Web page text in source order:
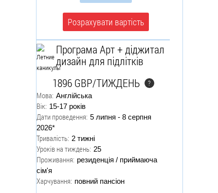
Розрахувати вартість
Програма Арт + діджитал
дизайн для підлітків
1896 GBP/ТИЖДЕНЬ
?
Мова: Англійська
Вік: 15-17 років
Дати проведення: 5 липня - 8 серпня
2026*
Тривалість: 2 тижні
Уроків на тиждень: 25
Проживання: резиденція / приймаюча
сім'я
Харчування: повний пансіон